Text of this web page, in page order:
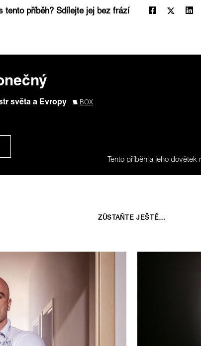
tento příběh? Sdílejte jej bez frází
světa a Evropy BOX
Tento příběh a jeho
ZŮSTAŇTE JEŠTĚ…